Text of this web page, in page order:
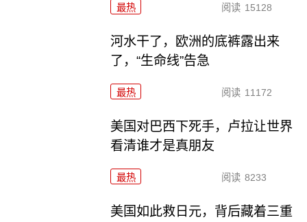
最热 阅读 15128
河水干了，欧洲的底裤露出来
了，“生命线”告急
最热 阅读 11172
美国对巴西下死手，卢拉让世界
看清谁才是真朋友
最热 阅读 8233
美国如此救日元，背后藏着三重